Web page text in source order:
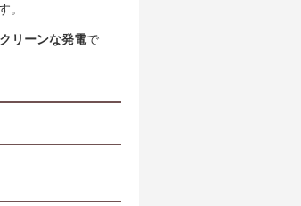
。
リーンな発電で